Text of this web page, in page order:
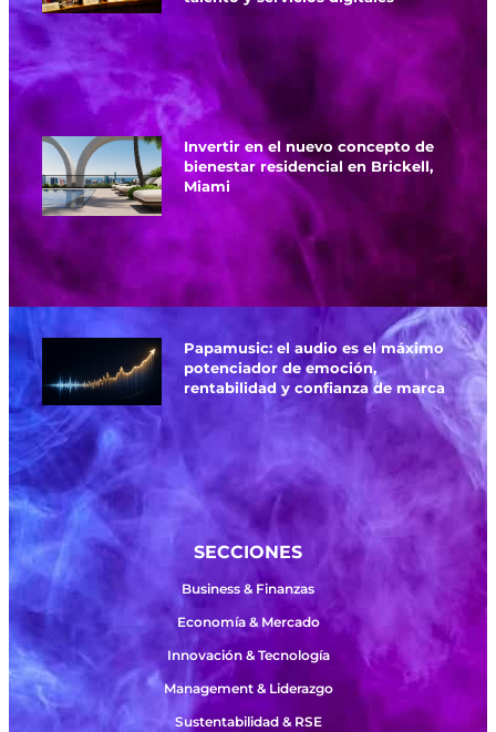
Invertir en el nuevo concepto de
bienestar residencial en Brickell,
Miami
Papamusic: el audio es el máximo
potenciador de emoción,
rentabilidad y confianza de marca
SECCIONES
Business & Finanzas
Economía & Mercado
Innovación & Tecnología
Management & Liderazgo
Sustentabilidad & RSE